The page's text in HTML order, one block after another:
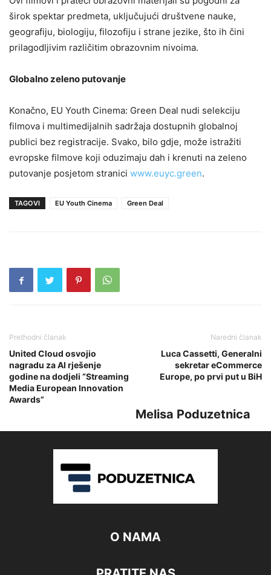
širok spektar predmeta, uključujući društvene nauke,
geografiju, biologiju, filozofiju i strane jezike, što ih čini
prilagodljivim različitim obrazovnim nivoima.
Globalno zeleno putovanje
Konačno, EU Youth Cinema: Green Deal nudi selekciju
filmova i multimedijalnih sadržaja dostupnih globalnoj
publici bez registracije. Svako, bilo gdje, može istražiti
evropske filmove koji oduzimaju dah i krenuti na zeleno
putovanje posjetom stranici www.euyc.green.
TAGOVI EU Youth Cinema Green Deal
Prethodni članak
United Cloud osvojio
nagradu za AI rješenje
godine na dodjeli “Streaming
Media European Innovation
Awards”
Naredni članak
Luca Cassetti, Generalni
sekretar eCommerce
Europe, po prvi put u BiH
Melisa Poduzetnica
O NAMA